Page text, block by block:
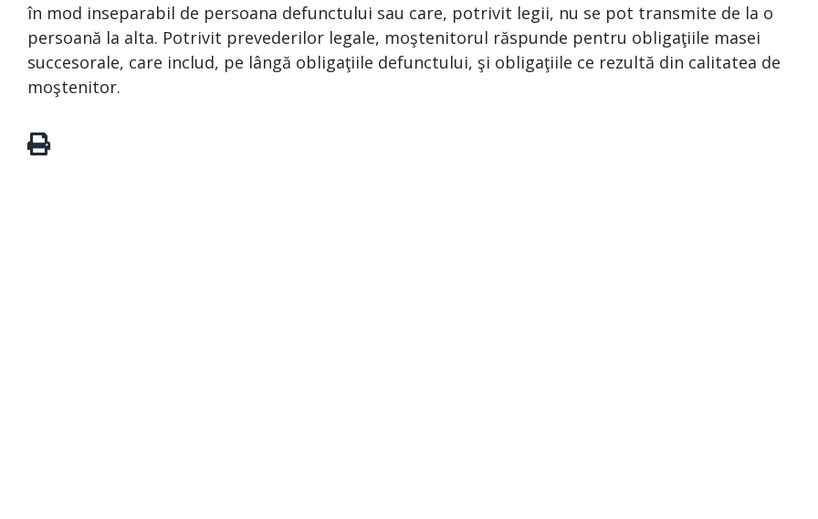
în mod inseparabil de persoana defunctului sau care, potrivit legii, nu se pot transmite de la o
persoană la alta. Potrivit prevederilor legale, moştenitorul răspunde pentru obligaţiile masei
succesorale, care includ, pe lângă obligaţiile defunctului, şi obligaţiile ce rezultă din calitatea de
moştenitor.